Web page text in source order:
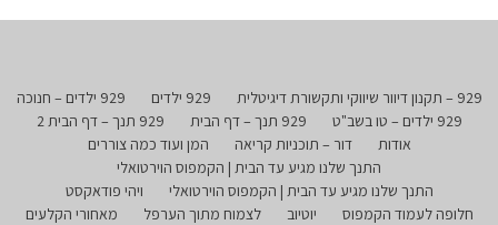
929 – תקנון דיוור שיווקי ותקשורת דיגיטלית 929 ילדים
929 ילדים – חנוכה
929 ילדים – טו בשב"ט
929 תנך – דף הבית
929 תנך – דף הבית 2
אודות
דור – תוכניות קריאה
המן ועוד כמה צוררים
התנך שלנו מגיע עד הבית | הקמפוס הוירטואלי
התנך שלנו מגיע עד הבית | הקמפוס הוירטואלי
ויהי פודאקסט
חלופה לעמוד הקמפוס
יוטיוב לצמוח מתוך הערפל
מאחורי הקלעים